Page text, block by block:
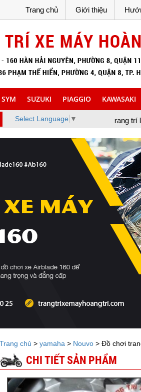
Trang chủ Giới thiệu
SYM SUZUKI PIAGGIO KAWASAKI
Select Language ▼
phụ tùng inox trang trí làm đẹp xe
Trang chủ > yamaha > Nouvo> Đồ chơi
CHI TIẾT SẢN PHẨM